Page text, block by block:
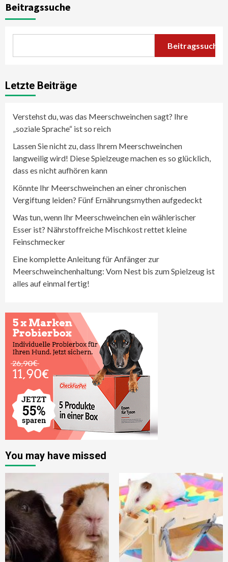
Beitragssuche
Beitragssuche
Letzte Beiträge
Verstehst du, was das Meerschweinchen sagt? Ihre
„soziale Sprache“ ist so reich
Lassen Sie nicht zu, dass Ihrem Meerschweinchen
langweilig wird! Diese Spielzeuge machen es so glücklich,
dass es nicht aufhören kann
Könnte Ihr Meerschweinchen an einer chronischen
Vergiftung leiden? Fünf Ernährungsmythen aufgedeckt
Was tun, wenn Ihr Meerschweinchen ein wählerischer
Esser ist? Nährstoffreiche Mischkost rettet kleine
Feinschmecker
Eine komplette Anleitung für Anfänger zur
Meerschweinchenhaltung: Vom Nest bis zum Spielzeug ist
alles auf einmal fertig!
You may have missed